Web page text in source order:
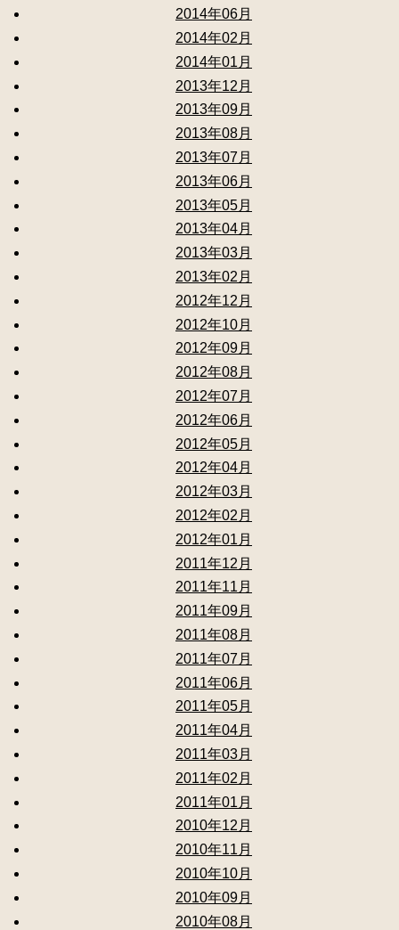
2014年06月
2014年02月
2014年01月
2013年12月
2013年09月
2013年08月
2013年07月
2013年06月
2013年05月
2013年04月
2013年03月
2013年02月
2012年12月
2012年10月
2012年09月
2012年08月
2012年07月
2012年06月
2012年05月
2012年04月
2012年03月
2012年02月
2012年01月
2011年12月
2011年11月
2011年09月
2011年08月
2011年07月
2011年06月
2011年05月
2011年04月
2011年03月
2011年02月
2011年01月
2010年12月
2010年11月
2010年10月
2010年09月
2010年08月